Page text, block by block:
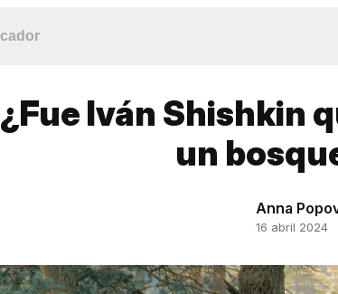
¿Fue Iván Shishkin
un
Anna
16 abril 2024